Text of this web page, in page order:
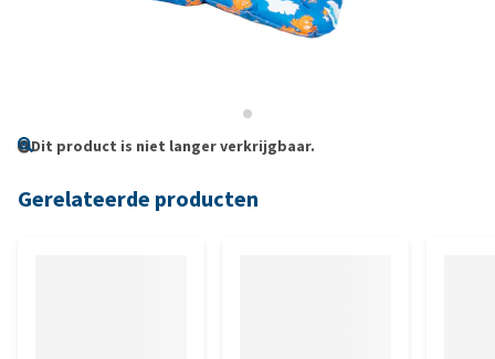
Dit product is niet langer verkrijgbaar.
Gerelateerde producten